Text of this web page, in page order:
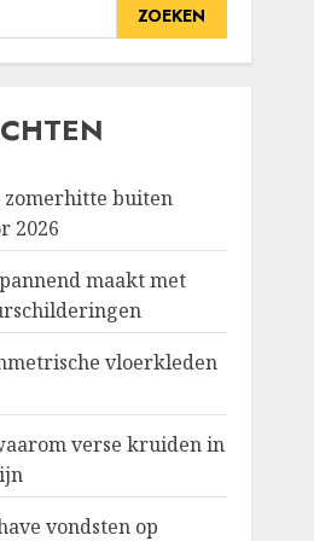
zomerhitte buiten
2026
maakt met
vloerkleden
verse kruiden in
vondsten op